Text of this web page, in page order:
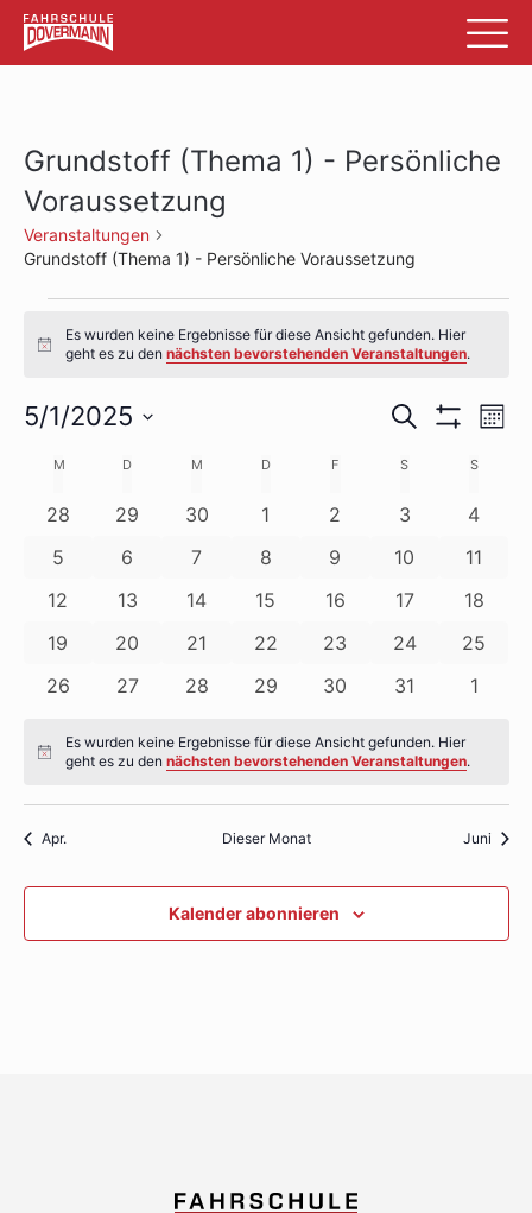
Grundstoff (Thema 1) - Persönliche
Voraussetzung
Veranstaltungen
Grundstoff (Thema 1) - Persönliche Voraussetzung
Veranstaltungen
Hinweis
Es wurden keine Ergebnisse für diese Ansicht gefunden. Hier
geht es zu dennächsten bevorstehenden Veranstaltungen.
Suche
und
Suche
Anzeigen
5/1/2025
wählen.
Kalender
von
Veranstaltungen
M D DIENSTAGM MITTWOCH
DDONNERSTAG
F S SAMSTAGS
0
28
0
29
0
30
0
1
0
2
0
3
0
4
0
5
0
6
0
7
0
8
0
9
0
10
0
11
0
12
0
13
0
14
0
15
0
16
0
17
0
18
0
19
0
20
0
21
0
22
0
23
0
24
0
25
0
26
0
27
0
28
0
29
0
30
0
31
0
1
Hinweis
Es wurden keine Ergebnisse für diese Ansicht gefunden. Hier
geht es zu dennächsten bevorstehenden Veranstaltungen.
Apr. Dieser Monat Juni
Kalender abonnieren